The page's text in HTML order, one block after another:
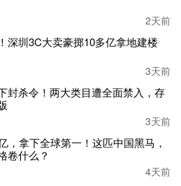
已构建
销售模式。其中，品牌官网独立
总营收的29.41%；在第三方电商
马逊等全球主流平台，精准匹配
的高效转化；线下零售渠道则布
Depot、Best Buy等全球知名零
，进一步提升了品牌影响力和市
Solar Gen
2天前
深圳3C大卖豪掷10多亿拿地建楼
3天前
封杀令！两大类目遭全面禁入，存
3天前
，拿下全球第一！这匹中国黑马，
卷什么？
4天前